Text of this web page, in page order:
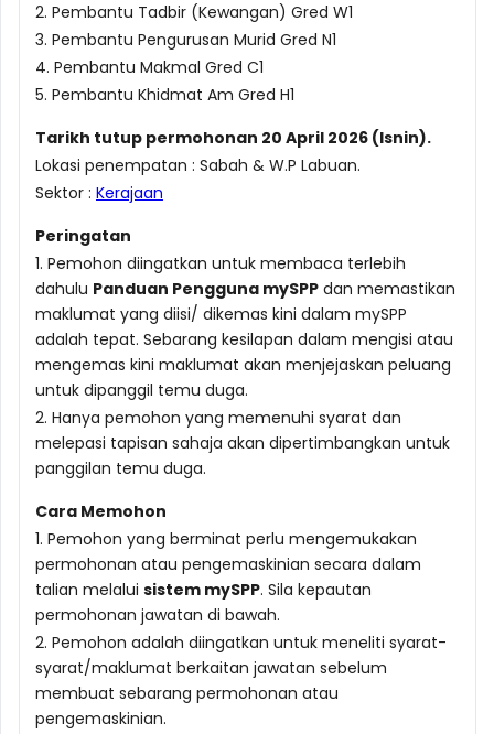
2. Pembantu Tadbir (Kewangan) Gred W1
3. Pembantu Pengurusan Murid Gred N1
4. Pembantu Makmal Gred C1
5. Pembantu Khidmat Am Gred H1
Tarikh tutup permohonan 20 April 2026 (Isnin).
Lokasi penempatan : Sabah & W.P Labuan.
Sektor : Kerajaan
Peringatan
1. Pemohon diingatkan untuk membaca terlebih
dahulu Panduan Pengguna mySPP dan memastikan
maklumat yang diisi/ dikemas kini dalam mySPP
adalah tepat. Sebarang kesilapan dalam mengisi atau
mengemas kini maklumat akan menjejaskan peluang
untuk dipanggil temu duga.
2. Hanya pemohon yang memenuhi syarat dan
melepasi tapisan sahaja akan dipertimbangkan untuk
panggilan temu duga.
Cara Memohon
1. Pemohon yang berminat perlu mengemukakan
permohonan atau pengemaskinian secara dalam
talian melalui sistem mySPP. Sila kepautan
permohonan jawatan di bawah.
2. Pemohon adalah diingatkan untuk meneliti syarat-
syarat/maklumat berkaitan jawatan sebelum
membuat sebarang permohonan atau
pengemaskinian.